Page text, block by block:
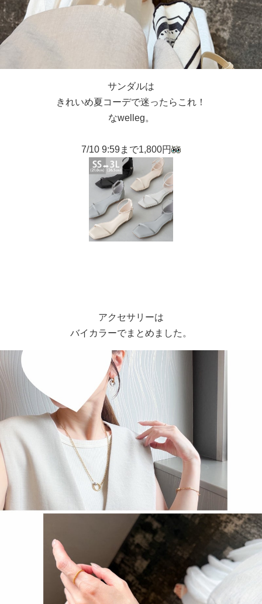
サンダルは
きれいめ夏コーデで迷ったらこれ！
なwelleg。
7/10 9:59まで1,800円
アクセサリーは
バイカラーでまとめました。